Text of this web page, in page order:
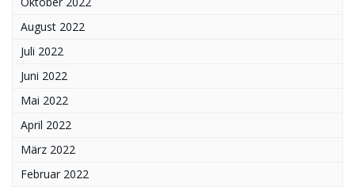
August 2022
Juli 2022
Juni 2022
Mai 2022
April 2022
März 2022
Februar 2022